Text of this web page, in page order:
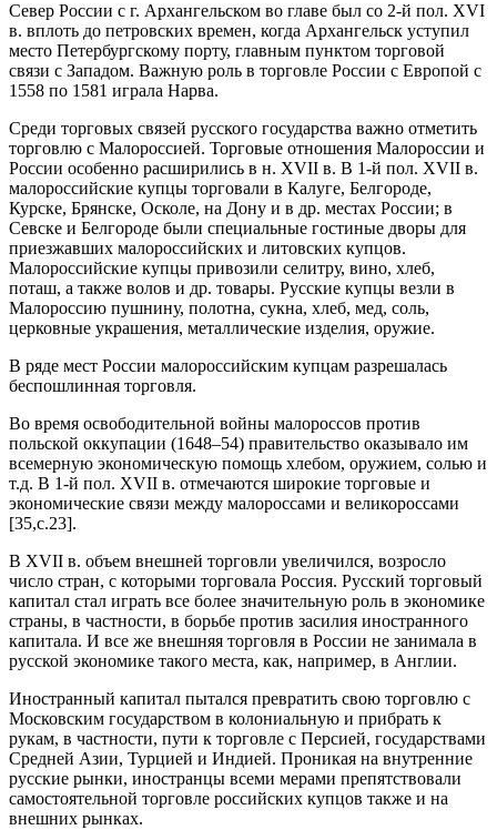
Север России с г. Архангельском во главе был со 2‑й пол. XVI
в. вплоть до петровских времен, когда Архангельск уступил
место Петербургскому порту, главным пунктом торговой
связи с Западом. Важную роль в торговле России с Европой с
1558 по 1581 играла Нарва.
Среди торговых связей русского государства важно отметить
торговлю с Малороссией. Торговые отношения Малороссии и
России особенно расширились в н. XVII в. В 1‑й пол. XVII в.
малороссийские купцы торговали в Калуге, Белгороде,
Курске, Брянске, Осколе, на Дону и в др. местах России; в
Севске и Белгороде были специальные гостиные дворы для
приезжавших малороссийских и литовских купцов.
Малороссийские купцы привозили селитру, вино, хлеб,
поташ, а также волов и др. товары. Русские купцы везли в
Малороссию пушнину, полотна, сукна, хлеб, мед, соль,
церковные украшения, металлические изделия, оружие.
В ряде мест России малороссийским купцам разрешалась
беспошлинная торговля.
Во время освободительной войны малороссов против
польской оккупации (1648–54) правительство оказывало им
всемерную экономическую помощь хлебом, оружием, солью и
т.д. В 1‑й пол. XVII в. отмечаются широкие торговые и
экономические связи между малороссами и великороссами
[35,c.23].
В XVII в. объем внешней торговли увеличился, возросло
число стран, с которыми торговала Россия. Русский торговый
капитал стал играть все более значительную роль в экономике
страны, в частности, в борьбе против засилия иностранного
капитала. И все же внешняя торговля в России не занимала в
русской экономике такого места, как, например, в Англии.
Иностранный капитал пытался превратить свою торговлю с
Московским государством в колониальную и прибрать к
рукам, в частности, пути к торговле с Персией, государствами
Средней Азии, Турцией и Индией. Проникая на внутренние
русские рынки, иностранцы всеми мерами препятствовали
самостоятельной торговле российских купцов также и на
внешних рынках.